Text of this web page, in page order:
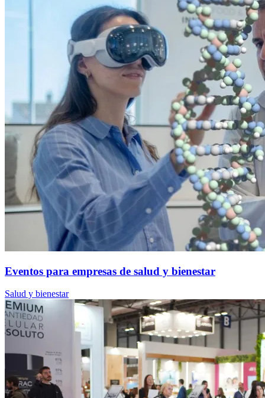
Eventos para empresas de salud y bienestar
Salud y bienestar